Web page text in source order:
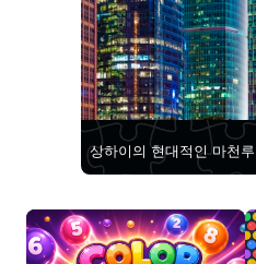
상하이의 현대적인 마천루